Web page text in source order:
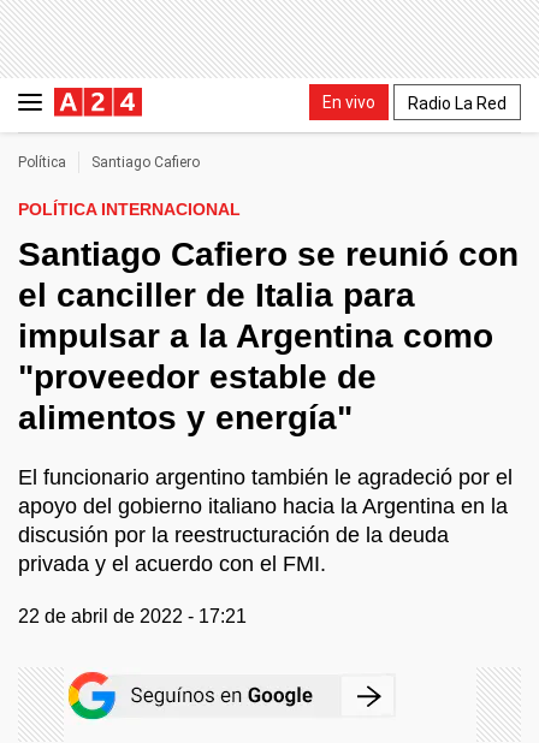
En vivo Radio La Red
Política Santiago Cafiero
POLÍTICA INTERNACIONAL
Santiago Cafiero se reunió con
el canciller de Italia para
impulsar a la Argentina como
"proveedor estable de
alimentos y energía"
El funcionario argentino también le agradeció por el
apoyo del gobierno italiano hacia la Argentina en la
discusión por la reestructuración de la deuda
privada y el acuerdo con el FMI.
22 de abril de 2022 - 17:21